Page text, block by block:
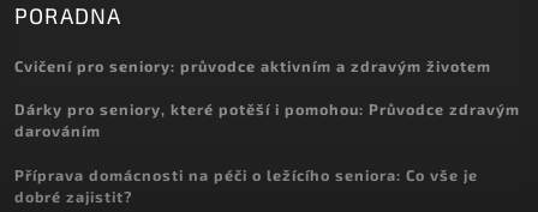
PORADNA
Cvičení pro seniory: průvodce aktivním a zdravým životem
Dárky pro seniory, které potěší i pomohou: Průvodce zdravým
darováním
Příprava domácnosti na péči o ležícího seniora: Co vše je
dobré zajistit?